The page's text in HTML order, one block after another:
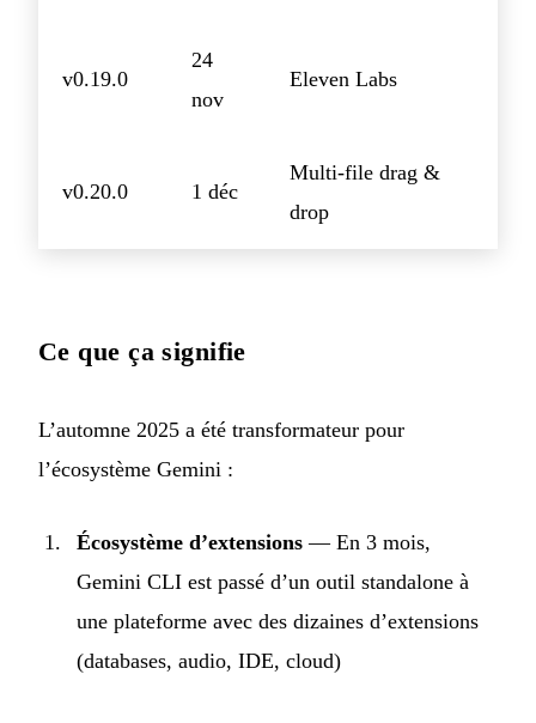
v0.19.0
24
nov
Eleven Labs
v0.20.0 1 déc
Multi-file drag &
drop
Ce que ça signifie
L’automne 2025 a été transformateur pour
l’écosystème Gemini :
Écosystème d’extensions — En 3 mois,
Gemini CLI est passé d’un outil standalone à
une plateforme avec des dizaines d’extensions
(databases, audio, IDE, cloud)